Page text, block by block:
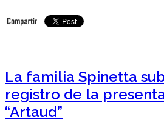
La familia Spinetta
registro de la
“Artaud”